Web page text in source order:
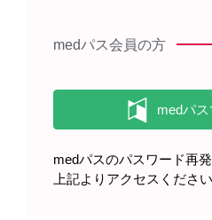
medパス会員の方
medパスのパスワード再
上記よりアクセスください